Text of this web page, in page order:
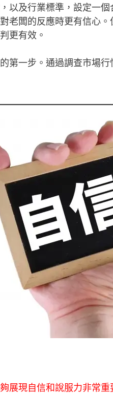
以及行業標準，設定一
老闆的反應時更有信心
更有效。
第一步。通過調查市場
展現自信和說服力非常重